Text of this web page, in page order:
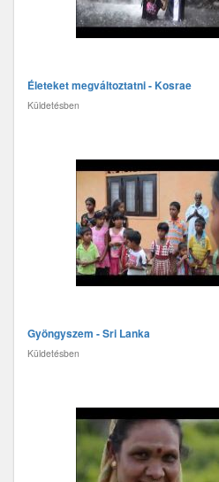
Életeket megváltoztatni - Kosrae
Küldetésben
Gyöngyszem - Sri Lanka
Küldetésben